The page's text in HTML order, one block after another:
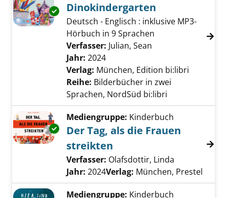
Exemplar-Details von Normans erster Tag
Dinokindergarten
Deutsch - Englisch : inklusive MP3-
Hörbuch in 9 Sprachen
Verfasser: Julian, Sean
Jahr: 2024
Verlag: München, Edition bi:libri
Reihe: Bilderbücher in zwei
Sprachen, NordSüd bi:libri
Exemplar-Details von Der Tag, als die
Mediengruppe: Kinderbuch
Der Tag, als die Frauen
streikten
Verfasser: Olafsdottir, Linda
Jahr: 2024Verlag: München, Prestel
Mediengruppe: Kinderbuch